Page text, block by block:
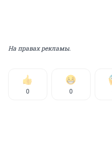
На правах рекламы.
0 0